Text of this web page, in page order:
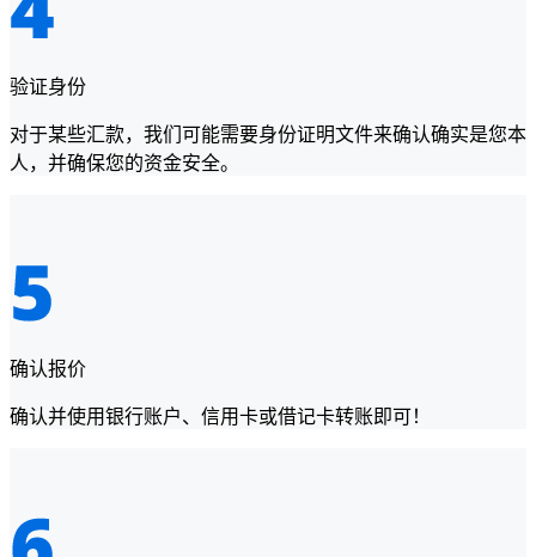
验证身份
对于某些汇款，我们可能需要身份证明文件来确认确实是您本
人，并确保您的资金安全。
确认报价
确认并使用银行账户、信用卡或借记卡转账即可！